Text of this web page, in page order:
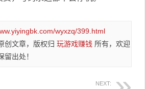
wyxzq/399.html
创文章，版权归 玩游戏赚钱 所有，欢迎
出处！
NEXT: